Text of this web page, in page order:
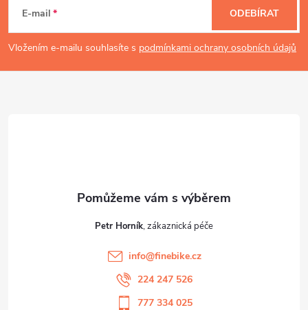
p
a
E-mail
Vložením e-mailu souhlasíte s podmínkami ochrany osobních údajů
ODEBÍRAT
Petr Horník
info@finebike.cz
224 247 526
777 334 025